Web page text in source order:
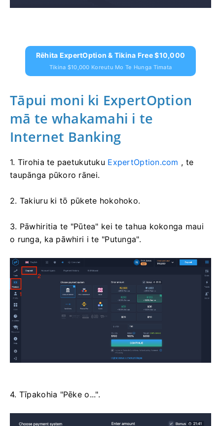
Rēhita ExpertOption & Tikina Free $10,000
Tikina $10,000 Koreutu Mo Te Hunga Timata
Tāpui moni ki ExpertOption
mā te whakamahi i te
Internet Banking
1. Tirohia te paetukutuku ExpertOption.com , te
taupānga pūkoro rānei.
2. Takiuru ki tō pūkete hokohoko.
3. Pāwhiritia te "Pūtea" kei te tahua kokonga maui
o runga, ka pāwhiri i te "Putunga".
4. Tīpakohia "Pēke o...".